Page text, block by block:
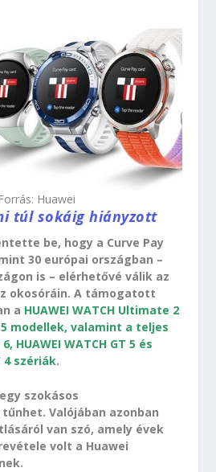
Forrás: Huawei
túl sokáig hiányzott
be, hogy a Curve Pay
30 európai országban –
is – elérhetővé válik az
okosóráin. A támogatott
a HUAWEI WATCH Ultimate 2
5 modellek, valamint a teljes
HUAWEI WATCH GT 5 és
4 szériák.
szokásos
Valójában azonban
van szó, amely évek
volt a Huawei